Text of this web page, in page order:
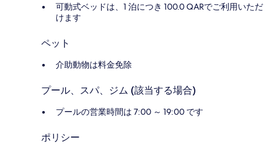
可動式ベッドは、1 泊につき 100.0 QARでご利用いただ
けます
ペット
介助動物は料金免除
プール、スパ、ジム (該当する場合)
プールの営業時間は 7:00 ～ 19:00 です
ポリシー